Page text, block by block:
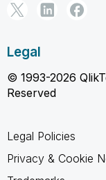
Legal
© 1993-2026
Reserved
Legal Policies
Privacy & Cookie